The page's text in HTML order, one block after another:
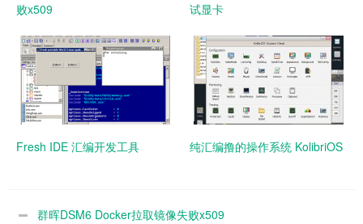
败x509
试显卡
Fresh IDE 汇编开发工具 纯汇编撸的操作系统 KolibriOS
群晖DSM6 Docker拉取镜像失败x509